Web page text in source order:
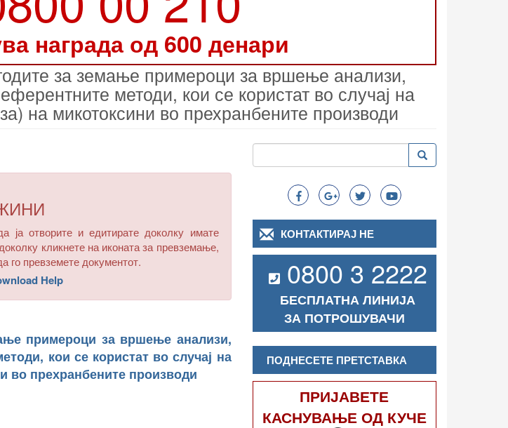
награда од 600 денари
за земање примероци за вршење анализи,
методи, кои се користат во случај на
на микотоксини во прехранбените производи
ја отворите и едитирате доколку имате
кликнете на иконата за превземање,
го превземете документот.
Help
примероци за вршење анализи,
кои се користат во случај на
во прехранбените производи
Search
Пребарување Пребарување
КОНТАКТИРАЈ НЕ
0800 3 2222
БЕСПЛАТНА ЛИНИЈА
ЗА ПОТРОШУВАЧИ
ПОДНЕСЕТЕ ПРЕТСТАВКА
ПРИЈАВЕТЕ
КАСНУВАЊЕ ОД КУЧЕ